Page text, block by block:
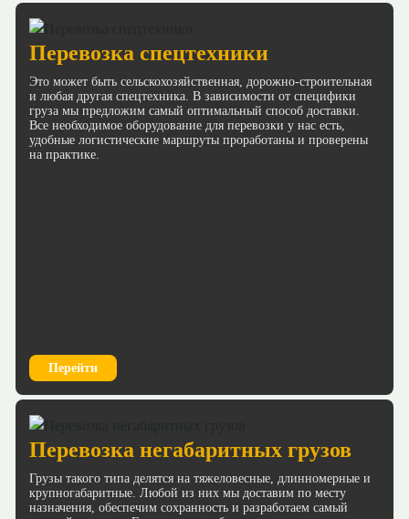
Перевозка спецтехники
Это может быть сельскохозяйственная, дорожно-строительная
и любая другая спецтехника. В зависимости от специфики
груза мы предложим самый оптимальный способ доставки.
Все необходимое оборудование для перевозки у нас есть,
удобные логистические маршруты проработаны и проверены
на практике.
Перейти
Перевозка негабаритных грузов
Грузы такого типа делятся на тяжеловесные, длинномерные и
крупногабаритные. Любой из них мы доставим по месту
назначения, обеспечим сохранность и разработаем самый